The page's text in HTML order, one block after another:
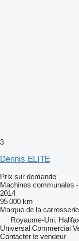
3
Dennis ELITE
Prix sur demande
Machines communales
2014
95 000 km
Marque de la carrosserie
Royaume-Uni,
Universal Commercial
Contacter le vendeur